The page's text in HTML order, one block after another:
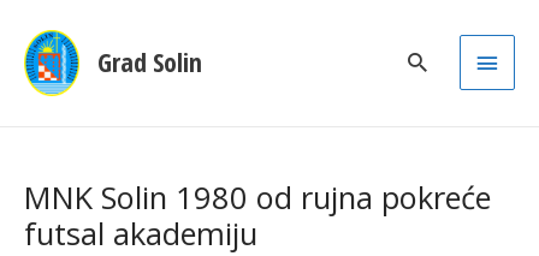
Grad Solin
Main
MNK Solin 1980 od rujna pokreće
futsal akademiju